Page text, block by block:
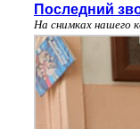
Последний
На снимках нашего